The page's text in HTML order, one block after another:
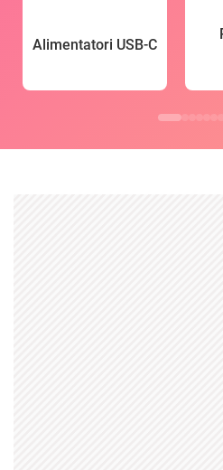
Alimentatori USB-C